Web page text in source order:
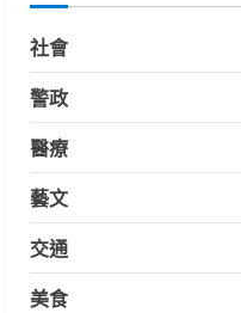
社會
警政
醫療
藝文
交通
美食